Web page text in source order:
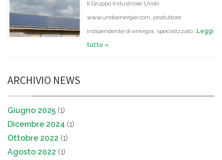
Il Gruppo Industriale Undo
www.undoenergie.com, produttore
indipendente di energia, specializzato …Leggi
tutto »
ARCHIVIO NEWS
Giugno 2025 (1)
Dicembre 2024 (1)
Ottobre 2022 (1)
Agosto 2022 (1)